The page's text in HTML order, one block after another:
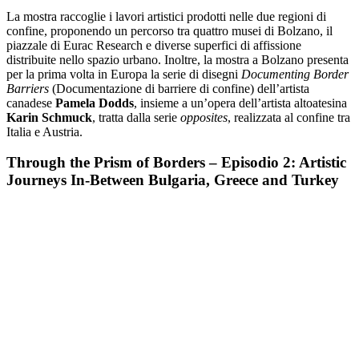
La mostra raccoglie i lavori artistici prodotti nelle due regioni di
confine, proponendo un percorso tra quattro musei di Bolzano, il
piazzale di Eurac Research e diverse superfici di affissione
distribuite nello spazio urbano. Inoltre, la mostra a Bolzano presenta
per la prima volta in Europa la serie di disegni Documenting Border
Barriers (Documentazione di barriere di confine) dell’artista
canadese Pamela Dodds, insieme a un’opera dell’artista altoatesina
Karin Schmuck, tratta dalla serie opposites, realizzata al confine tra
Italia e Austria.
Through the Prism of Borders – Episodio 2: Artistic
Journeys In-Between Bulgaria, Greece and Turkey